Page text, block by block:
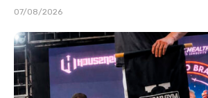
07/08/2026